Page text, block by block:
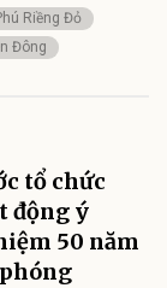
Riềng Đỏ
Đông
tổ chức
động ý
50 năm